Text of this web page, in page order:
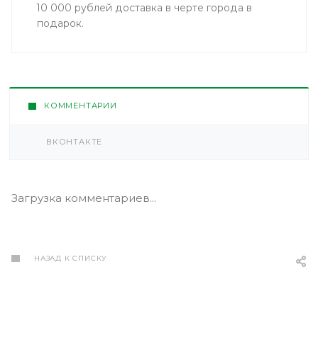
10 000 рублей доставка в черте города в
подарок.
КОММЕНТАРИИ
ВКОНТАКТЕ
Загрузка комментариев...
НАЗАД К СПИСКУ